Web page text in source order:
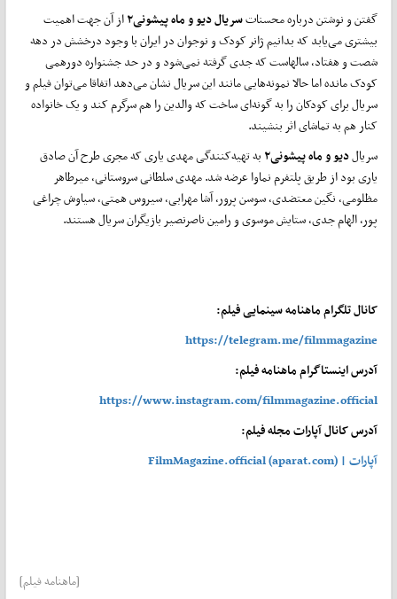
گفتن و نوشتن درباره محسناتسریال دیو و ماه پیشونی۲از آن جهت اهمیت
بیشتری می‌یابد که بدانیم ژانر کودک و نوجوان در ایران با وجود درخشش در دهه
شصت و هفتاد، سالهاست که جدی گرفته نمی‌شود و در حد جشنواره دورهمی‌
کودک مانده اما حالا نمونه‌هایی مانند این سریال نشان می‌دهد اتفاقا می‌توان فیلم و
سریال برای کودکان را به گونه‌ای ساخت که والدین را هم سرگرم کند و یک خانواده
کنار هم به تماشای اثر بنشیند.
سریالدیو و ماه پیشونی۲به تهیه‌کنندگی مهدی یاری که مجری طرح آن صادق
یاری بود از طریق پلتفرم نماوا عرضه شد. مهدی سلطانی سروستانی، میرطاهر
مظلومی، نگین معتضدی، سوسن پرور، آشا مهرابی، سیروس همتی، سیاوش چراغی
پور، الهام جدی، ستایش موسوی و رامین ناصرنصیر بازیگران سریال هستند.
کانال تلگرام ماهنامه سینمایی فیلم:
https://telegram.me/filmmagazine
آدرس اینستاگرام ماهنامه فیلم:
https://www.instagram.com/filmmagazine.official
آدرس کانال آپارات مجله فیلم:
آپارات | FilmMagazine.official (aparat.com)
[ماهنامه فیلم]